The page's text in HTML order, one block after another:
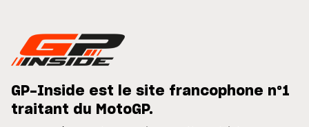
GP-Inside est le site francophone n°1
traitant du MotoGP.